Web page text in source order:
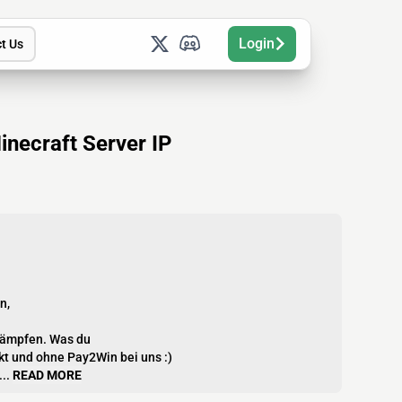
Us Login
Server IP
Was du
und ohne Pay2Win bei uns :)
READ MORE